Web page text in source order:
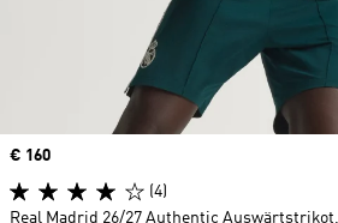
Price
€ 160
(4)
Real Madrid 26/27 Authentic